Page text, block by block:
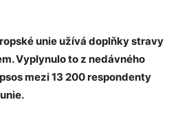
unie užívá doplňky stravy
Vyplynulo to z nedávného
mezi 13 200 respondenty